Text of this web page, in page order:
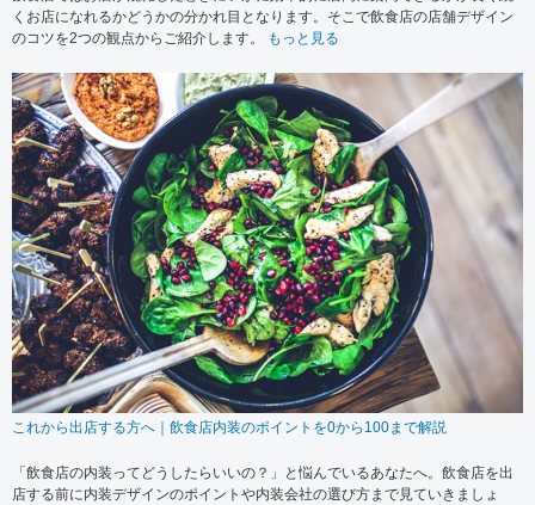
くお店になれるかどうかの分かれ目となります。そこで飲食店の店舗デザイン
のコツを2つの観点からご紹介します。
もっと見る
これから出店する方へ｜飲食店内装のポイントを0から100まで解説
「飲食店の内装ってどうしたらいいの？」と悩んでいるあなたへ。飲食店を出
店する前に内装デザインのポイントや内装会社の選び方まで見ていきましょ